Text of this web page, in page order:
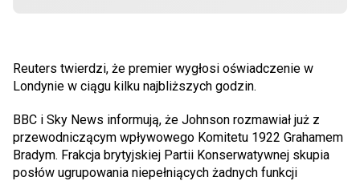
Reuters twierdzi, że premier wygłosi oświadczenie w
Londynie w ciągu kilku najbliższych godzin.
BBC i Sky News informują, że Johnson rozmawiał już z
przewodniczącym wpływowego Komitetu 1922 Grahamem
Bradym. Frakcja brytyjskiej Partii Konserwatywnej skupia
posłów ugrupowania niepełniących żadnych funkcji